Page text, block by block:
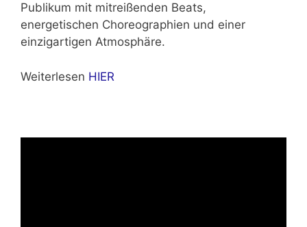
Publikum mit mitreißenden Beats,
energetischen Choreographien und einer
einzigartigen Atmosphäre.
Weiterlesen HIER